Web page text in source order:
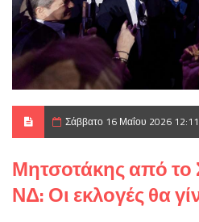
Σάββατο 16 Μαΐου 2026 12:11
Μητσοτάκης από το
ΝΔ: Οι εκλογές θα